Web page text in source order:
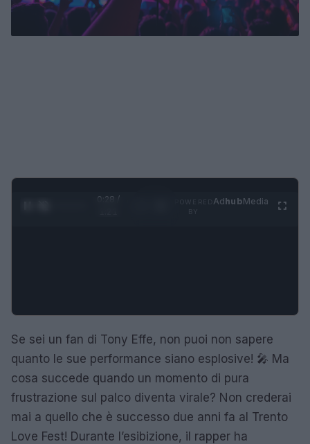
0:29 /
AdhubMedia
Se sei un fan di Tony Effe, non puoi non sapere
quanto le sue performance siano esplosive! 🎤 Ma
cosa succede quando un momento di pura
frustrazione sul palco diventa virale? Non crederai
mai a quello che è successo due anni fa al Trento
Love Fest! Durante l’esibizione, il rapper ha